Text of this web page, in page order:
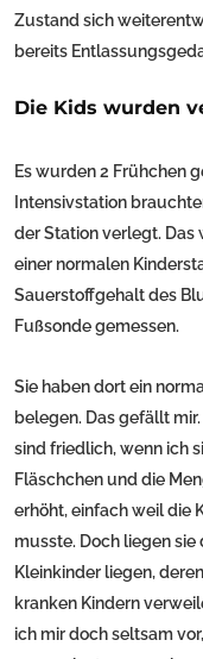
Zustand sich
bereits
Die Kids wurden
Es wurden 2 Frühchen
Intensivstation
der Station verlegt. Das
einer normalen
Sauerstoffgehalt des
Fußsonde gemessen.
Sie haben dort ein
belegen. Das gefällt
sind friedlich, wenn ich
Fläschchen und die
erhöht, einfach weil die
musste. Doch liegen
Kleinkinder liegen,
kranken Kindern
ich mir doch seltsam